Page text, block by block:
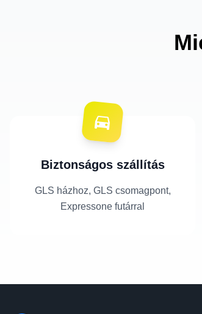
Biztonságos szállítás
GLS házhoz, GLS csomagpont,
Expressone futárral